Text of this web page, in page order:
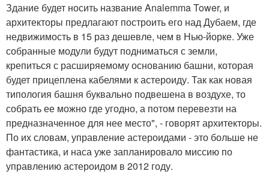
Здание будет носить название Analemma Tower, и
архитекторы предлагают построить его над Дубаем, где
недвижимость в 15 раз дешевле, чем в Нью-йорке. Уже
собранные модули будут подниматься с земли,
крепиться с расширяемому основанию башни, которая
будет прицеплена кабелями к астероиду. Так как новая
типология башня буквально подвешена в воздухе, то
собрать ее можно где угодно, а потом перевезти на
предназначенное для нее место", - говорят архитекторы.
По их словам, управление астероидами - это больше не
фантастика, и наса уже запланировало миссию по
управлению астероидом в 2012 году.